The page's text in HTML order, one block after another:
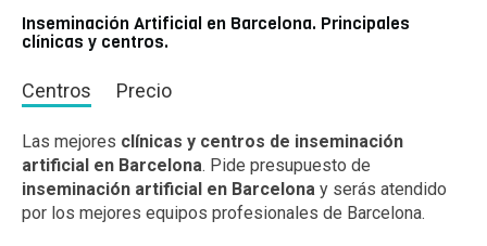
Inseminación Artificial en Barcelona. Principales
clínicas y centros.
Centros Precio
Las mejores clínicas y centros de inseminación
artificial en Barcelona. Pide presupuesto de
inseminación artificial en Barcelona y serás atendido
por los mejores equipos profesionales de Barcelona.